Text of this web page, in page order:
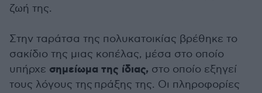
ζωή της.
Στην ταράτσα της πολυκατοικίας βρέθηκε το
σακίδιο της μιας κοπέλας, μέσα στο οποίο
υπήρχε σημείωμα της ίδιας, στο οποίο εξηγεί
τους λόγους της πράξης της. Οι πληροφορίες